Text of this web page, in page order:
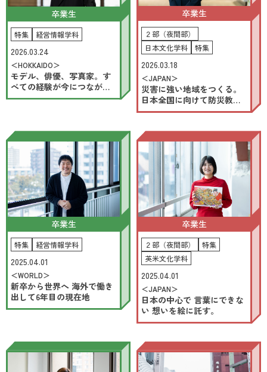
卒業生
特集 経営情報学科
2026.03.24
＜HOKKAIDO＞
モデル、俳優、写真家。す
べての経験が今につなが
る。
卒業生
２部（夜間部）
日本文化学科
特集
2026.03.18
＜JAPAN＞
災害に強い地域をつくる。
日本全国に向けて防災教育
を発信。
卒業生
特集 経営情報学科
2025.04.01
＜WORLD＞
新卒から世界へ 海外で働き
出して6年目の現在地
卒業生
２部（夜間部）
特集
英米文化学科
2025.04.01
＜JAPAN＞
日本の中心で 言葉にできな
い 想いを絵に託す。